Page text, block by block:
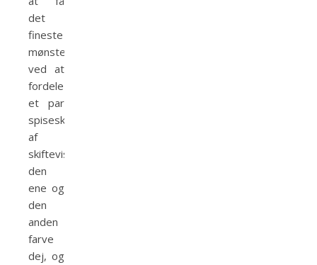
det
fineste
mønster
ved at
fordele
et par
spiseskefulde
af
skiftevis
den
ene og
den
anden
farve
dej, og